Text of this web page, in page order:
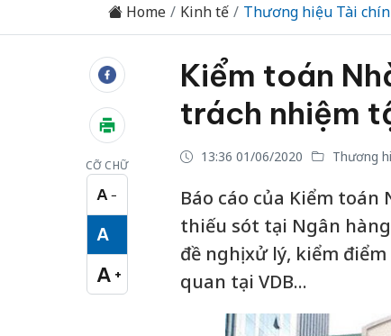
Home Kinh tế Thương hiệu Tài
CỠ CHỮ
A −
Cỡ chữ nhỏ
A
Cỡ chữ vừa
A +
Cỡ chữ lớn
Kiểm toán
trách nhiệm
13:36 01/06/2020 Thương
Báo cáo của Kiểm toán
thiếu sót tại Ngân
đề nghị xử lý, kiểm
quan tại VDB...